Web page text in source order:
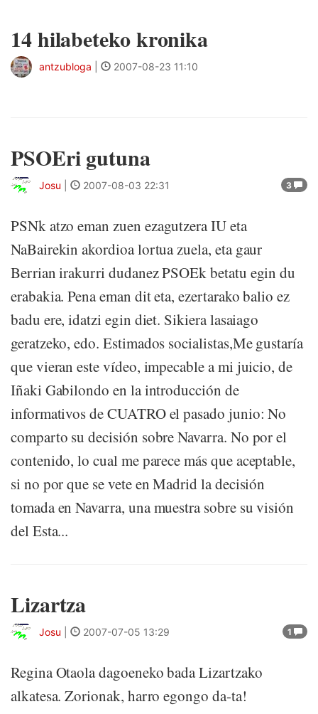
14 hilabeteko kronika
antzubloga 2007-08-23 11:10
PSOEri gutuna
3
Josu 2007-08-03 22:31
PSNk atzo eman zuen ezagutzera IU eta
NaBairekin akordioa lortua zuela, eta gaur
Berrian irakurri dudanez PSOEk betatu egin du
erabakia. Pena eman dit eta, ezertarako balio ez
badu ere, idatzi egin diet. Sikiera lasaiago
geratzeko, edo. Estimados socialistas,Me gustaría
que vieran este vídeo, impecable a mi juicio, de
Iñaki Gabilondo en la introducción de
informativos de CUATRO el pasado junio: No
comparto su decisión sobre Navarra. No por el
contenido, lo cual me parece más que aceptable,
si no por que se vete en Madrid la decisión
tomada en Navarra, una muestra sobre su visión
del Esta...
Lizartza
1
Josu 2007-07-05 13:29
Regina Otaola dagoeneko bada Lizartzako
alkatesa. Zorionak, harro egongo da-ta!